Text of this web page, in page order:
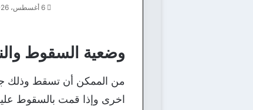
6 أغسطس، 2026
وضعية السقوط
من الممكن أن تسقط وذلك
اخرى وإذا قمت بالسقوط